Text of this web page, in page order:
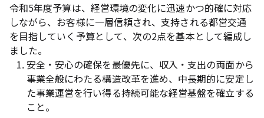
令和5年度予算は、経営環境の変化に迅速かつ的確に対応
しながら、お客様に一層信頼され、支持される都営交通
を目指していく予算として、次の2点を基本として編成し
ました。
安全・安心の確保を最優先に、収入・支出の両面から
事業全般にわたる構造改革を進め、中長期的に安定し
た事業運営を行い得る持続可能な経営基盤を確立する
こと。